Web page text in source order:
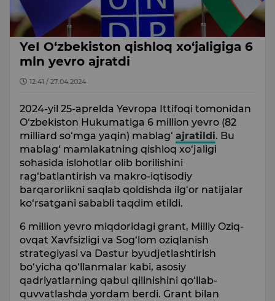
YeI O‘zbekiston qishloq xo‘jaligiga 6
mln yevro ajratdi
12:41 / 27.04.2024
2024-yil 25-aprelda Yevropa Ittifoqi tomonidan
O‘zbekiston Hukumatiga 6 million yevro (82
milliard so‘mga yaqin) mablag‘ ajratildi. Bu
mablag‘ mamlakatning qishloq xo‘jaligi
sohasida islohotlar olib borilishini
rag‘batlantirish va makro-iqtisodiy
barqarorlikni saqlab qoldishda ilg‘or natijalar
ko‘rsatgani sababli taqdim etildi.
6 million yevro miqdoridagi grant, Milliy Oziq-
ovqat Xavfsizligi va Sog‘lom oziqlanish
strategiyasi va Dastur byudjetlashtirish
bo‘yicha qo‘llanmalar kabi, asosiy
qadriyatlarning qabul qilinishini qo‘llab-
quvvatlashda yordam berdi. Grant bilan